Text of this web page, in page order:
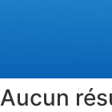
Aucun